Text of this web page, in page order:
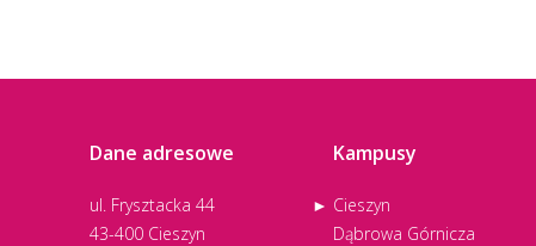
Dane adresowe
ul. Frysztacka 44
43-400 Cieszyn
Kampusy
Cieszyn
Dąbrowa Górnicza